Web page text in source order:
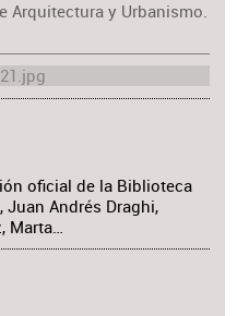
Arquitectura y Urbanismo.
oficial de la Biblioteca
Juan Andrés Draghi,
Marta…